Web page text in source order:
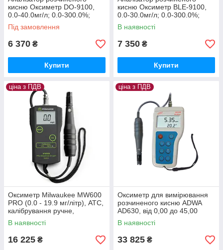
кисню Оксиметр DO-9100,
0.0-40.0мг/л; 0.0-300.0%;
±1.5%. АТС. Eavan
Під замовлення
6 370 ₴
Купити
кисню Оксиметр BLE-9100,
0.0-30.0мг/л; 0.0-300.0%;
±1.5%. АТС. YIERYI
В наявності
7 350 ₴
Купити
ціна з ПДВ
Оксиметр Milwaukee MW600
PRO (0.0 - 19.9 мг/літр), АТС,
калібрування ручне,
Угорщина
В наявності
16 225 ₴
ціна з ПДВ
Оксиметр для вимірювання
розчиненого кисню ADWA
AD630, від 0,00 до 45,00
ppm; ± 0,01ppm, АТС,
Угорщина
В наявності
33 825 ₴